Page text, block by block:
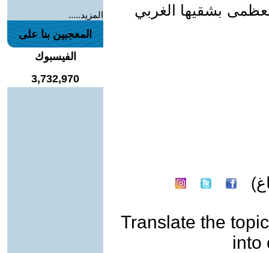
بشقيها الغربي
Translate the topic
into
المزيد.....
المعجبين بنا على
الفيسبوك
3,732,970